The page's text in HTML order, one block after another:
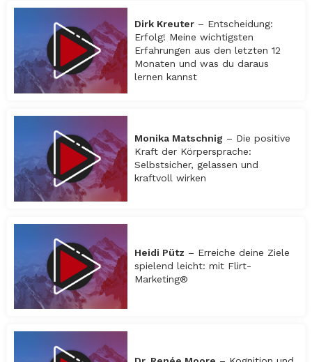
Dirk Kreuter – Entscheidung:
Erfolg! Meine wichtigsten
Erfahrungen aus den letzten 12
Monaten und was du daraus
lernen kannst
Monika Matschnig – Die positive
Kraft der Körpersprache:
Selbstsicher, gelassen und
kraftvoll wirken
Heidi Pütz – Erreiche deine Ziele
spielend leicht: mit Flirt-
Marketing®